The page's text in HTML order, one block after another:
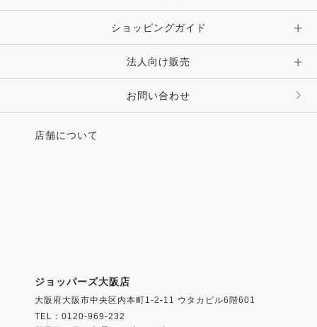
ショッピングガイド
法人向け販売
お問い合わせ
店舗について
ジョッパーズ大阪店
大阪府大阪市中央区内本町1-2-11 ウタカビル6階601
TEL：0120-969-232